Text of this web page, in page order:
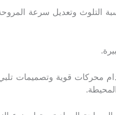
وتعديل سرعة المروحة
قوية وتصميمات تلبي